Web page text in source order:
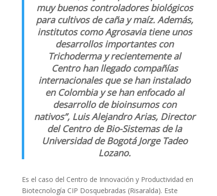
muy buenos controladores biológicos
para cultivos de caña y maíz. Además,
institutos como Agrosavia tiene unos
desarrollos importantes con
Trichoderma y recientemente al
Centro han llegado compañías
internacionales que se han instalado
en Colombia y se han enfocado al
desarrollo de bioinsumos con
nativos”, Luis Alejandro Arias, Director
del Centro de Bio-Sistemas de la
Universidad de Bogotá Jorge Tadeo
Lozano.
Es el caso del Centro de Innovación y Productividad en
Biotecnología CIP Dosquebradas (Risaralda). Este